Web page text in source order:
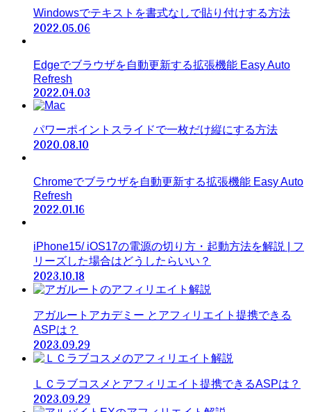
Windowsでテキストを書式なしで貼り付けする方法
2022.05.06
Edgeでブラウザを自動更新する拡張機能 Easy Auto
Refresh
2022.04.03
パワーポイントスライドで一枚だけ縦にする方法
2020.08.10
Chromeでブラウザを自動更新する拡張機能 Easy Auto
Refresh
2022.01.16
iPhone15/ iOS17の電源の切り方・起動方法を解説 | フ
リーズした場合はどうしたらいい？
2023.10.18
アガルートアカデミー とアフィリエイト提携できる
ASPは？
2023.09.29
ＬＣラブコスメとアフィリエイト提携できるASPは？
2023.09.29